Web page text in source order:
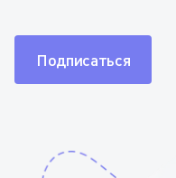
Подписаться